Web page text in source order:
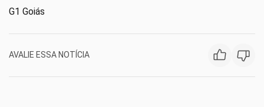
G1 Goiás
AVALIE ESSA NOTÍCIA